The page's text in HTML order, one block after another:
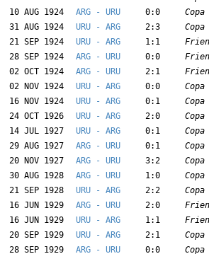
10 AUG 1924
ARG - URU 0:0
31 AUG 1924
URU - ARG 2:3
21 SEP 1924
URU - ARG 1:1
28 SEP 1924
ARG - URU 0:0
02 OCT 1924
ARG - URU 2:1
02 NOV 1924
URU - ARG 0:0
16 NOV 1924
URU - ARG 0:1
24 OCT 1926
URU - ARG 2:0
14 JUL 1927
URU - ARG 0:1
Copa
29 AUG 1927
ARG - URU 0:1
20 NOV 1927
ARG - URU 3:2
30 AUG 1928
ARG - URU 1:0
Copa
21 SEP 1928
URU - ARG 2:2
16 JUN 1929
ARG - URU 2:0
16 JUN 1929
URU - ARG 1:1
20 SEP 1929
URU - ARG 2:1
Copa
28 SEP 1929
ARG - URU 0:0